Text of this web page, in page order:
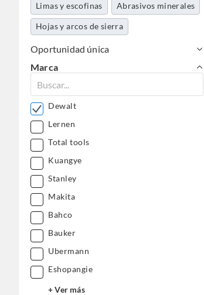
Limas y escofinas Abrasivos minerales
Hojas y arcos de sierra
Accesorios y repuestos herramientas
manuales
Remachadoras Tijeras hojalateras
Pistola calafatera
Cortador de cerámica
Tornillo de banco
Oportunidad única
Marca
Dewalt
Lernen
Total tools
Kuangye
Stanley
Makita
Bahco
Bauker
Ubermann
Eshopangie
+ Ver más